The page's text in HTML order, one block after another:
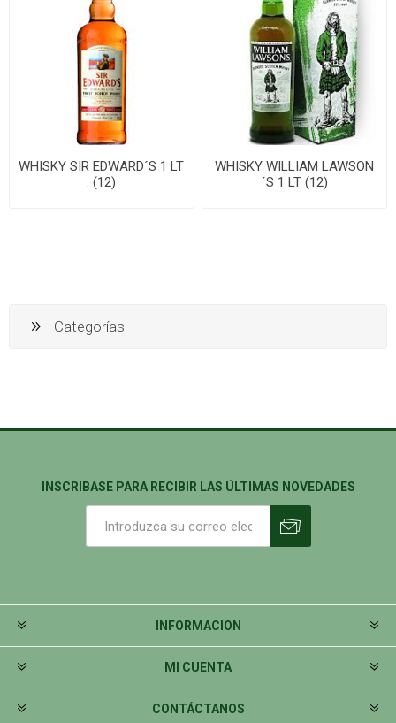
WHISKY SIR EDWARD´S 1 LT
. (12)
WHISKY WILLIAM LAWSON
´S 1 LT (12)
Categorías
INSCRIBASE PARA RECIBIR LAS ÚLTIMAS NOVEDADES
INFORMACION
MI CUENTA
CONTÁCTANOS